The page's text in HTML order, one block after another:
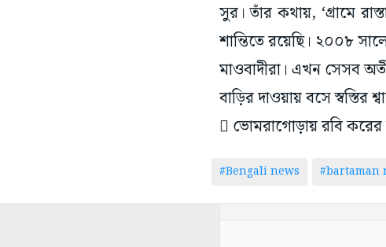
সুর। তাঁর কথায়, ‘গ্রামে
শান্তিতে রয়েছি। ২০০৮
মাওবাদীরা। এখন সেসব
বাড়ির দাওয়ায় বসে স্বস্তির
 ভোমরাগোড়ায় রবি করের
#Bengali news #bartaman